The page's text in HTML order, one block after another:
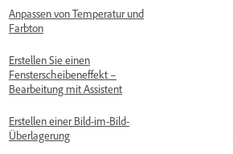
Anpassen von Temperatur und
Farbton
Erstellen Sie einen
Fensterscheibeneffekt –
Bearbeitung mit Assistent
Erstellen einer Bild-im-Bild-
Überlagerung